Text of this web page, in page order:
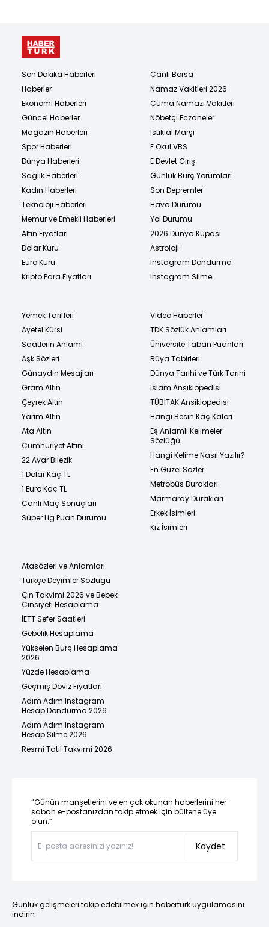
Son Dakika Haberleri
Haberler
Ekonomi Haberleri
Güncel Haberler
Magazin Haberleri
Spor Haberleri
Dünya Haberleri
Sağlık Haberleri
Kadın Haberleri
Teknoloji Haberleri
Memur ve Emekli Haberleri
Altın Fiyatları
Dolar Kuru
Euro Kuru
Kripto Para Fiyatları
Canlı Borsa
Namaz Vakitleri 2026
Cuma Namazı Vakitleri
Nöbetçi Eczaneler
İstiklal Marşı
E Okul VBS
E Devlet Giriş
Günlük Burç Yorumları
Son Depremler
Hava Durumu
Yol Durumu
2026 Dünya Kupası
Astroloji
Instagram Dondurma
Instagram Silme
Yemek Tarifleri
Ayetel Kürsi
Saatlerin Anlamı
Aşk Sözleri
Günaydın Mesajları
Gram Altın
Çeyrek Altın
Yarım Altın
Ata Altın
Cumhuriyet Altını
22 Ayar Bilezik
1 Dolar Kaç TL
1 Euro Kaç TL
Canlı Maç Sonuçları
Süper Lig Puan Durumu
Video Haberler
TDK Sözlük Anlamları
Üniversite Taban Puanları
Rüya Tabirleri
Dünya Tarihi ve Türk Tarihi
İslam Ansiklopedisi
TÜBİTAK Ansiklopedisi
Hangi Besin Kaç Kalori
Eş Anlamlı Kelimeler
Sözlüğü
Hangi Kelime Nasıl Yazılır?
En Güzel Sözler
Metrobüs Durakları
Marmaray Durakları
Erkek İsimleri
Kız İsimleri
Atasözleri ve Anlamları
Türkçe Deyimler Sözlüğü
Çin Takvimi 2026 ve Bebek
Cinsiyeti Hesaplama
İETT Sefer Saatleri
Gebelik Hesaplama
Yükselen Burç Hesaplama
2026
Yüzde Hesaplama
Geçmiş Döviz Fiyatları
Adım Adım Instagram
Hesap Dondurma 2026
Adım Adım Instagram
Hesap Silme 2026
Resmi Tatil Takvimi 2026
“Günün manşetlerini ve en çok okunan haberlerini her
sabah e-postanızdan takip etmek için bültene üye
olun.”
Kaydet
Günlük gelişmeleri takip edebilmek için habertürk uygulamasını
indirin